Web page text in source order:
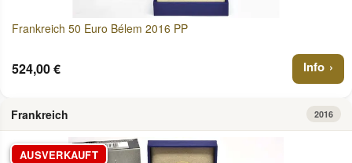
Frankreich 50 Euro Bélem 2016 PP
524,00 € Info
Frankreich 2016
AUSVERKAUFT